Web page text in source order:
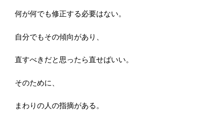
何が何でも修正する必要はない。
自分でもその傾向があり、
直すべきだと思ったら直せばいい。
そのために、
まわりの人の指摘がある。